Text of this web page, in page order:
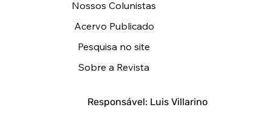
Responsável: Luis Villarino
Nossos Colunistas
Acervo Publicado
Pesquisa no site
Sobre a Revista